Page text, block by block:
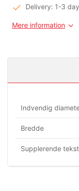
Delivery: 1-3
Mere information
Indvendig
Bredde
Supplerende tekst